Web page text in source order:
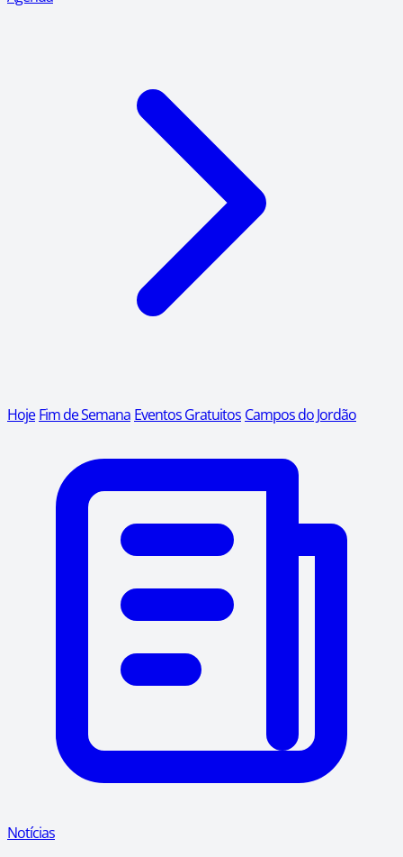
Hoje Fim de Semana Eventos Gratuitos Campos do Jordão
Notícias